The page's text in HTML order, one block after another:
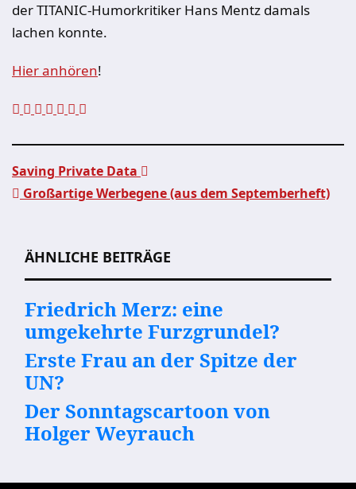
der TITANIC-Humorkritiker Hans Mentz damals
lachen konnte.
Hier anhören!
Saving Private Data
Großartige Werbegene (aus dem Septemberheft)
ÄHNLICHE BEITRÄGE
Friedrich Merz: eine
umgekehrte Furzgrundel?
Erste Frau an der Spitze der
UN?
Der Sonntagscartoon von
Holger Weyrauch